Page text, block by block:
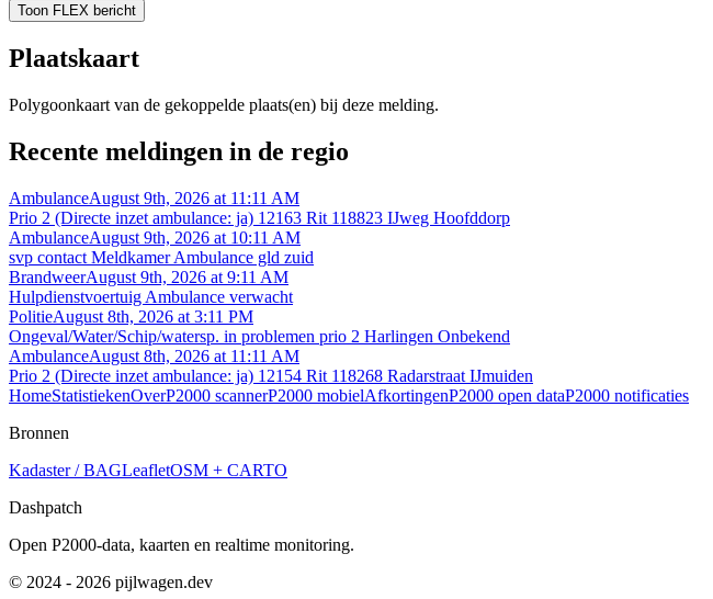
Toon FLEX bericht
Plaatskaart
Polygoonkaart van de gekoppelde plaats(en) bij deze melding.
Recente meldingen in de regio
AmbulanceAugust 9th, 2026 at 11:11 AM
Prio 2 (Directe inzet ambulance: ja) 12163 Rit 118823 IJweg Hoofddorp
AmbulanceAugust 9th, 2026 at 10:11 AM
svp contact Meldkamer Ambulance gld zuid
BrandweerAugust 9th, 2026 at 9:11 AM
Hulpdienstvoertuig Ambulance verwacht
PolitieAugust 8th, 2026 at 3:11 PM
Ongeval/Water/Schip/watersp. in problemen prio 2 Harlingen Onbekend
AmbulanceAugust 8th, 2026 at 11:11 AM
Prio 2 (Directe inzet ambulance: ja) 12154 Rit 118268 Radarstraat IJmuiden
HomeStatistiekenOverP2000 scannerP2000 mobielAfkortingenP2000 open dataP2000 notificaties
Bronnen
Kadaster / BAGLeafletOSM + CARTO
Dashpatch
Open P2000-data, kaarten en realtime monitoring.
© 2024 - 2026 pijlwagen.dev